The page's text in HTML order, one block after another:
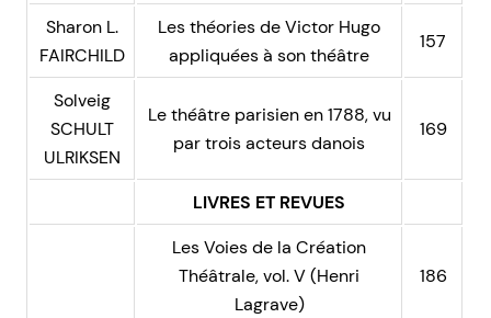
Sharon L.
FAIRCHILD
Les théories de Victor Hugo
appliquées à son théâtre
157
Solveig
SCHULT
ULRIKSEN
Le théâtre parisien en 1788, vu
par trois acteurs danois
169
LIVRES ET REVUES
Les Voies de la Création
Théâtrale, vol. V (Henri
Lagrave)
186